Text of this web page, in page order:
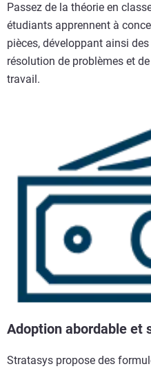
Passez de la théorie en
étudiants apprennent à
pièces, développant ainsi
résolution de problèmes et
travail.
Adoption abordable et
Stratasys propose des